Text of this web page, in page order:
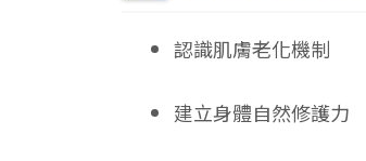
認識肌膚老化機制
建立身體自然修護力